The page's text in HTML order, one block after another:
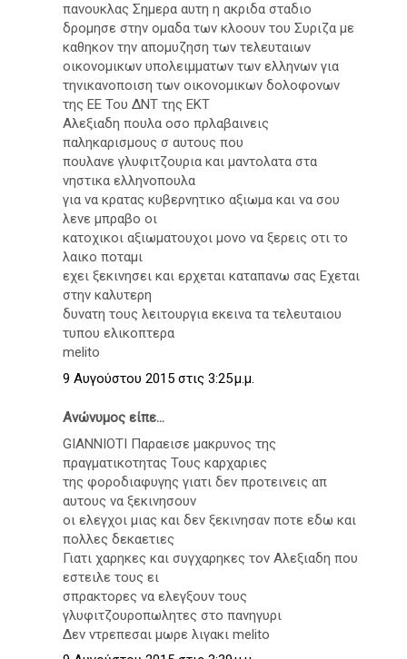
πανουκλας Σημερα αυτη η ακριδα σταδιο
δρομησε στην ομαδα των κλοουν του Συριζα με
καθηκον την απομυζηση των τελευταιων
οικονομικων υπολειμματων των ελληνων για
τηνικανοποιση των οικονομικων δολοφονων
της ΕΕ Του ΔΝΤ της ΕΚΤ
Αλεξιαδη πουλα οσο πρλαβαινεις
παληκαρισμους σ αυτους που
πουλανε γλυφιτζουρια και μαντολατα στα
νηστικα ελληνοπουλα
για να κρατας κυβερνητικο αξιωμα και να σου
λενε μπραβο οι
κατοχικοι αξιωματουχοι μονο να ξερεις οτι το
λαικο ποταμι
εχει ξεκινησει και ερχεται καταπανω σας Εχεται
στην καλυτερη
δυνατη τους λειτουργια εκεινα τα τελευταιου
τυπου ελικοπτερα
melito
9 Αυγούστου 2015 στις 3:25 μ.μ.
Ανώνυμος είπε...
GIANNIOTI Παραεισε μακρυνος της
πραγματικοτητας Τους καρχαριες
της φοροδιαφυγης γιατι δεν προτεινεις απ
αυτους να ξεκινησουν
οι ελεγχοι μιας και δεν ξεκινησαν ποτε εδω και
πολλες δεκαετιες
Γιατι χαρηκες και συγχαρηκες τον Αλεξιαδη που
εστειλε τους ει
σπρακτορες να ελεγξουν τους
γλυφιτζουροπωλητες στο πανηγυρι
Δεν ντρεπεσαι μωρε λιγακι melito